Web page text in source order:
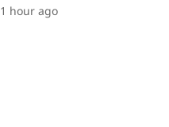
1 hour ago